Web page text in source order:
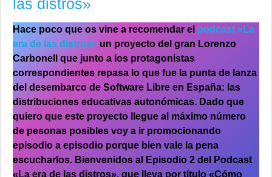
las distros»
Hace poco que os vine a recomendar el podcast «La
era de las distros» un proyecto del gran Lorenzo
Carbonell que junto a los protagonistas
correspondientes repasa lo que fue la punta de lanza
del desembarco de Software Libre en España: las
distribuciones educativas autonómicas. Dado que
quiero que este proyecto llegue al máximo número
de pesonas posibles voy a ir promocionando
episodio a episodio porque bien vale la pena
escucharlos. Bienvenidos al Episodio 2 del
Podcast
«La era de las distros», que lleva por título «Cómo